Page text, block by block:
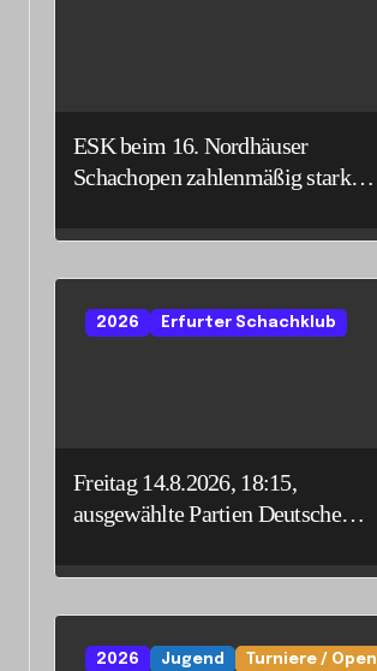
ESK beim 16. Nordhäuser
Schachopen zahlenmäßig stark
2026 Erfurter Schachklub
Freitag 14.8.2026, 18:15,
ausgewählte Partien Deutsche
2026 Jugend Turniere / Open